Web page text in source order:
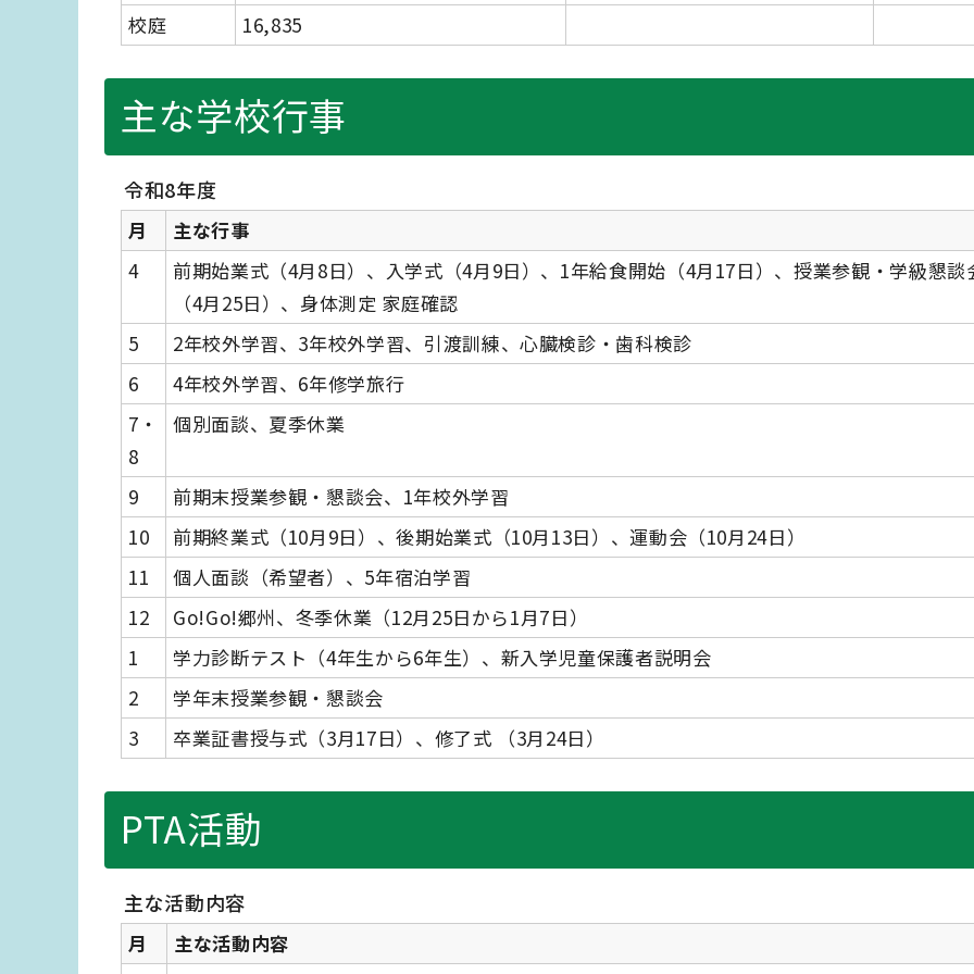
校庭 16,835
主な学校行事
令和8年度
月
主な行事
4
前期始業式（4月8日）、入学式（4月9日）、1年給食開始（4月17日）、授業参観・学級懇談
（4月25日）、身体測定 家庭確認
5
2年校外学習、3年校外学習、引渡訓練、心臓検診・歯科検診
6
4年校外学習、6年修学旅行
7・
8
個別面談、夏季休業
9
前期末授業参観・懇談会、1年校外学習
10
前期終業式（10月9日）、後期始業式（10月13日）、運動会（10月24日）
11
個人面談（希望者）、5年宿泊学習
12
Go!Go!郷州、冬季休業（12月25日から1月7日）
1
学力診断テスト（4年生から6年生）、新入学児童保護者説明会
2
学年末授業参観・懇談会
3
卒業証書授与式（3月17日）、修了式 （3月24日）
PTA活動
主な活動内容
月
主な活動内容